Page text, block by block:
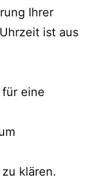
Ihrer
ist aus
eine
klären.